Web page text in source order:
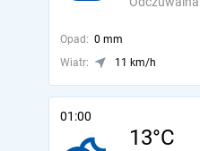
Opad: 0 mm
Wiatr:
11 km/h
01:00
13°C